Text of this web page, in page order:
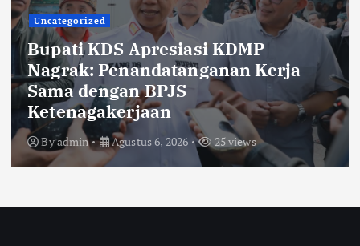
Uncategorized
KDS Lepas Calon Paskibraka
Kabupaten Bandung 2026,
Tekankan Disiplin, Nasionalisme,
dan Integritas
Byadmin Agustus 6, 2026 20 views